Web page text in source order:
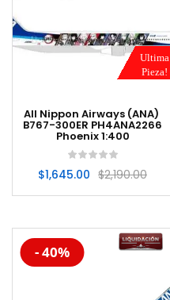
Ultima
Pieza!
All Nippon Airways (ANA)
B767-300ER PH4ANA2266
Phoenix 1:400
$2,190.00
$1,645.00
-20%
- 40%